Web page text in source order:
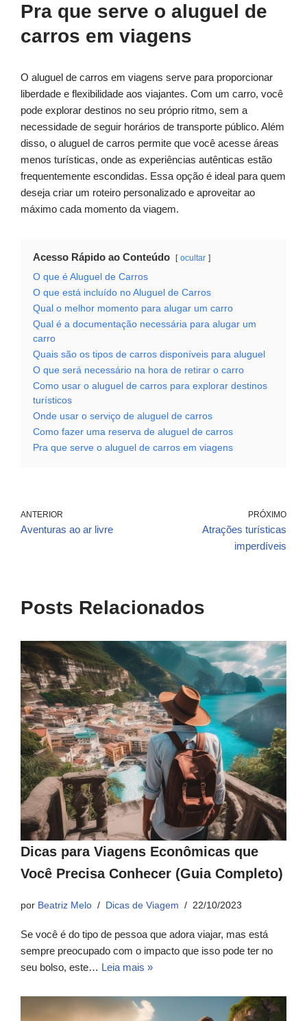
Pra que serve o aluguel de
carros em viagens
O aluguel de carros em viagens serve para proporcionar
liberdade e flexibilidade aos viajantes. Com um carro, você
pode explorar destinos no seu próprio ritmo, sem a
necessidade de seguir horários de transporte público. Além
disso, o aluguel de carros permite que você acesse áreas
menos turísticas, onde as experiências autênticas estão
frequentemente escondidas. Essa opção é ideal para quem
deseja criar um roteiro personalizado e aproveitar ao
máximo cada momento da viagem.
Acesso Rápido ao Conteúdo ocultar
O que é Aluguel de Carros
O que está incluído no Aluguel de Carros
Qual o melhor momento para alugar um carro
Qual é a documentação necessária para alugar um
carro
Quais são os tipos de carros disponíveis para aluguel
O que será necessário na hora de retirar o carro
Como usar o aluguel de carros para explorar destinos
turísticos
Onde usar o serviço de aluguel de carros
Como fazer uma reserva de aluguel de carros
Pra que serve o aluguel de carros em viagens
ANTERIOR
Aventuras ao ar livre
PRÓXIMO
Atrações turísticas
imperdíveis
Posts Relacionados
Dicas para Viagens Econômicas que
Você Precisa Conhecer (Guia Completo)
por Beatriz Melo Dicas de Viagem 22/10/2023
Se você é do tipo de pessoa que adora viajar, mas está
sempre preocupado com o impacto que isso pode ter no
seu bolso, este… Leia mais »